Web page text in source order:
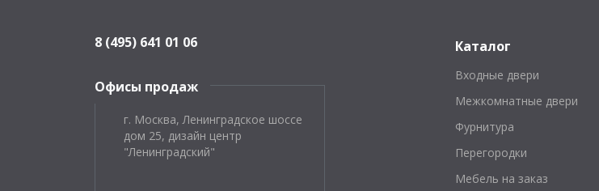
8 (495) 641 01 06
Офисы продаж
г. Москва, Ленинградское шоссе
дом 25, дизайн центр
"Ленинградский"
Каталог
Входные двери
Межкомнатные двери
Фурнитура
Перегородки
Мебель на заказ